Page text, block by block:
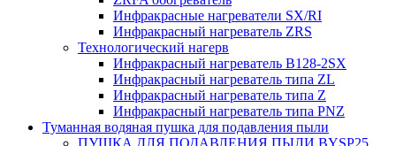
Инфракрасные нагреватели SX/RI
Инфракрасный нагреватель ZRS
Технологический нагерв
Инфракрасный нагреватель B128-2SX
Инфракрасный нагреватель типа ZL
Инфракрасный нагреватель типа Z
Инфракрасный нагреватель типа PNZ
Туманная водяная пушка для подавления пыли
ПУШКА ДЛЯ ПОДАВЛЕНИЯ ПЫЛИ BYSP25